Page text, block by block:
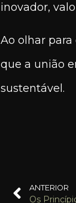
inovador,
Ao olhar
que a união
sustentável.
ANTERIOR